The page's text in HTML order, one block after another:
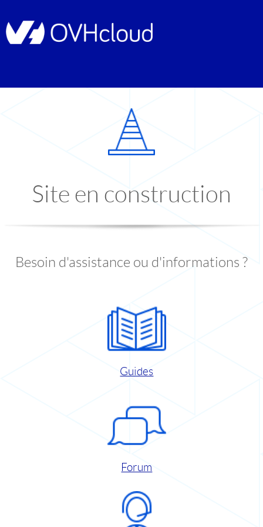
Site en construction
Besoin d'assistance ou d'informations ?
Guides
Forum